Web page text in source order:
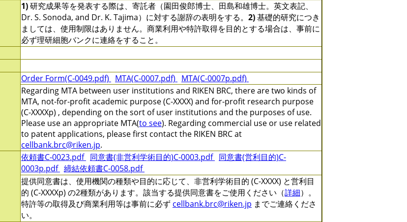
1)研究成果等を発表する際は、寄託者（園田俊郎博士、田島和雄博士。英文表記、
Dr. S. Sonoda, and Dr. K. Tajima）に対する謝辞の表明をする。 2)基礎的研究につき
ましては、使用制限はありません。商業利用や特許取得を目的とする場合は、事前に
必ず理研細胞バンクに連絡をすること。
Order Form(C-0049.pdf) MTA(C-0007.pdf)
MTA(C-0007p.pdf)
Regarding MTA between user institutions and RIKEN BRC, there are two kinds of
MTA, not-for-profit academic purpose (C-XXXX) and for-profit research purpose
(C-XXXXp) , depending on the sort of user institutions and the purposes of use.
Please use an appropriate MTA(to see). Regarding commercial use or use related
to patent applications, please first contact the RIKEN BRC at
cellbank.brc@riken.jp.
依頼書C-0023.pdf 同意書(非営利学術目的)C-0003.pdf 同意書(営利目的)C-
0003p.pdf 締結依頼書C-0058.pdf
提供同意書は、使用機関の種類や目的に応じて、非営利学術目的 (C-XXXX) と営利目
的 (C-XXXXp) の2種類があります。該当する提供同意書をご使用ください（詳細）。
特許等の取得及び商業利用等は事前に必ず cellbank.brc@riken.jp までご連絡くださ
い。